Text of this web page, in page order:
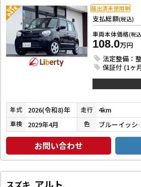
支払総額(税込)
車両本体価格(税
108.0万円
法定整備：
保証付 (1ヶ
届出済未使用車
年式 2026(令和8)年 走行 4km
車検 2029年4月 色 ブルーイ
お問い合わせ
スズキ